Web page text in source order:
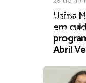
Opinião ,
Usina
em
Abril